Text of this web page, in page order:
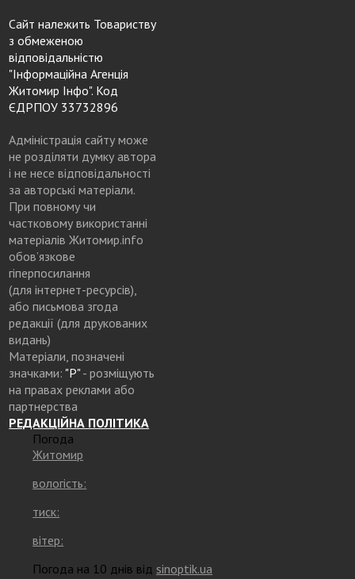
Сайт належить Товариству
з обмеженою
відповідальністю
"Інформаційна Агенція
Житомир Інфо". Код
ЄДРПОУ 33732896
Адміністрація сайту може
не розділяти думку автора
і не несе відповідальності
за авторські матеріали.
При повному чи
частковому використанні
матеріалів Житомир.info
обов’язкове
гіперпосилання
(для інтернет-ресурсів),
або письмова згода
редакції (для друкованих
видань)
Матеріали, позначені
значками: "Р"- розміщують
на правах реклами або
партнерства
РЕДАКЦІЙНА ПОЛІТИКА
Погода
Житомир
вологість:
тиск:
вітер:
Погода на 10 днів від sinoptik.ua